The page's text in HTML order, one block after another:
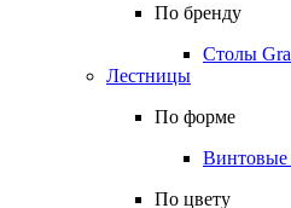
По бренду
Столы
Лестницы
По форме
Винтовые
По цвету